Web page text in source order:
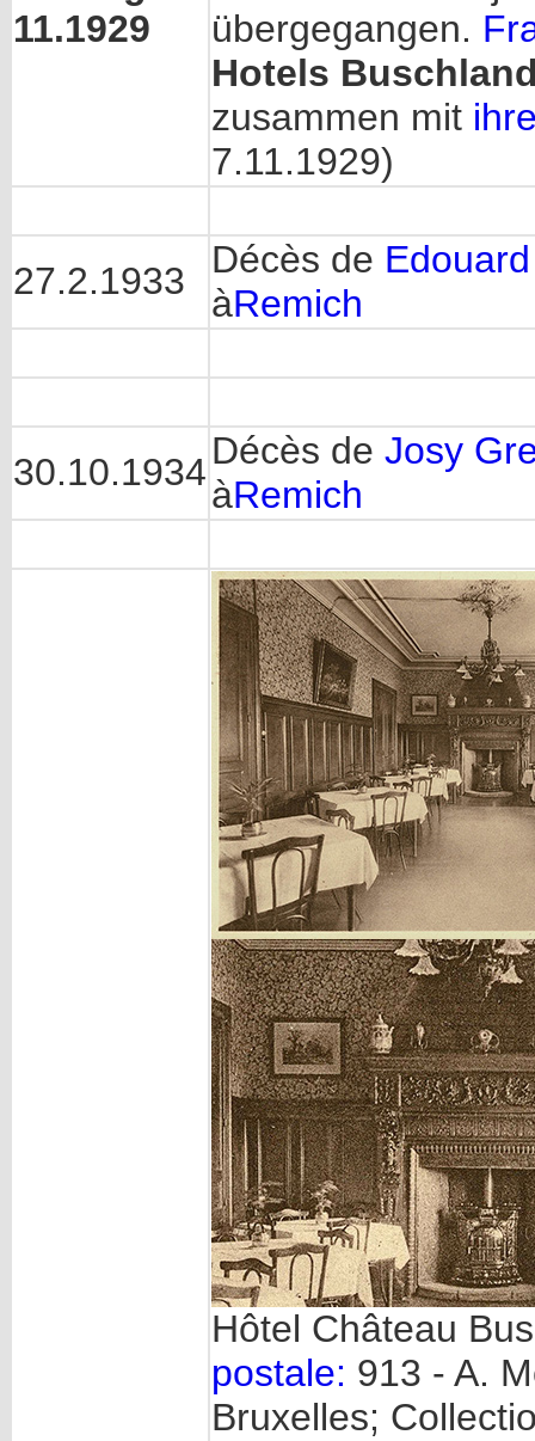
11.1929
übergegangen.
Hotels
zusammen mit
7.11.1929)
27.2.1933 Décès de
àRemich
30.10.1934Décès de Josy
àRemich
Hôtel Château
postale: 913 - A.
Bruxelles;